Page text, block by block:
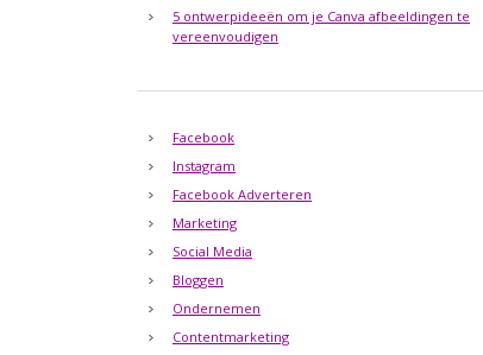
5 ontwerpideeën om je Canva afbeeldingen te
vereenvoudigen
Facebook
Instagram
Facebook Adverteren
Marketing
Social Media
Bloggen
Ondernemen
Contentmarketing